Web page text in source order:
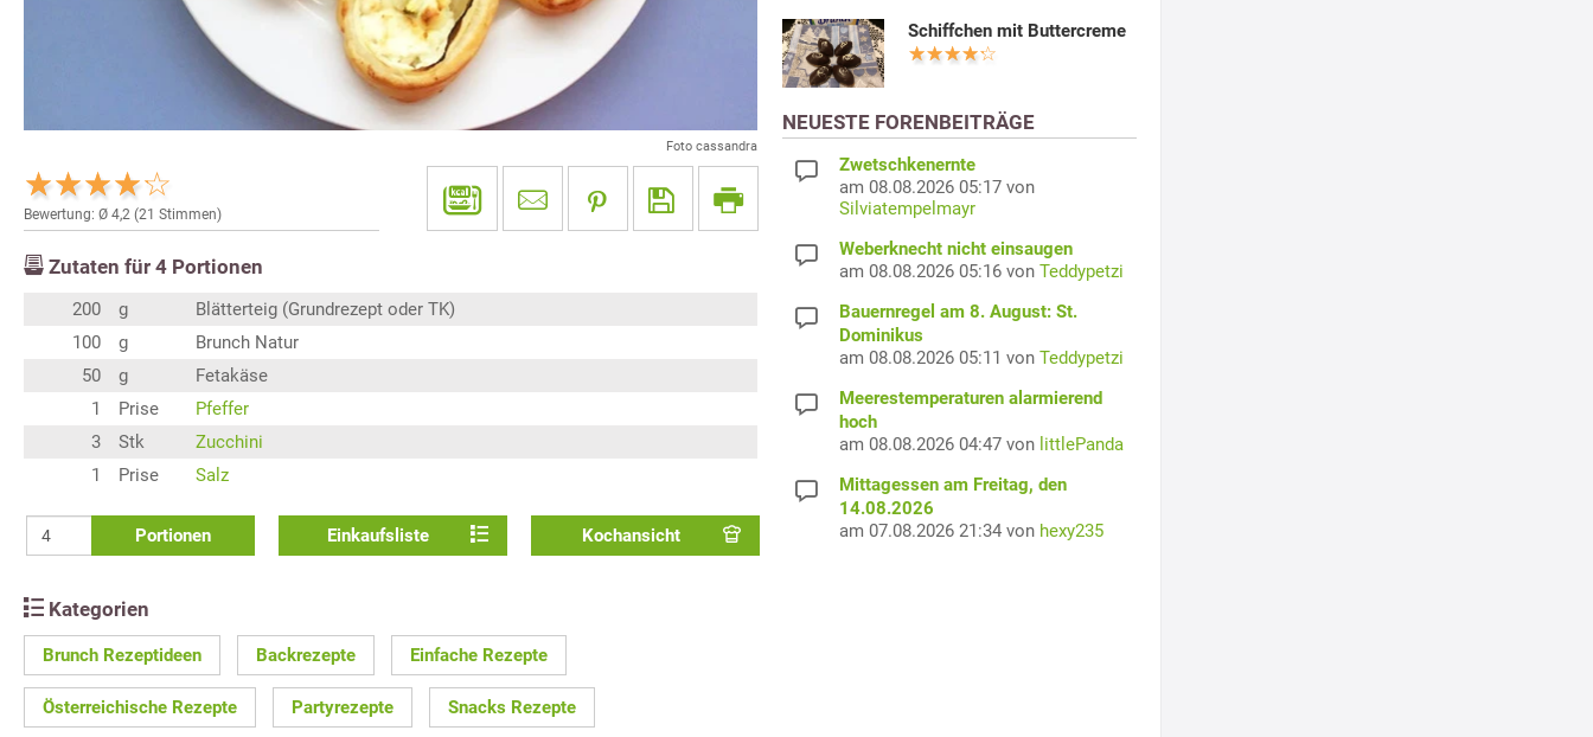
Foto cassandra
Bewertung: Ø 4,2 (21 Stimmen)
Zutaten für 4 Portionen
200 g
Blätterteig (Grundrezept oder TK)
100
g
Brunch Natur
50
g
Fetakäse
1
Prise
Pfeffer
3
Stk
Zucchini
1
Prise Salz
Portionen Einkaufsliste Kochansicht
Kategorien
Brunch Rezeptideen Backrezepte Einfache Rezepte
Österreichische Rezepte Partyrezepte Snacks Rezepte
Schiffchen mit Buttercreme
NEUESTE FORENBEITRÄGE
Zwetschkenernte
am 08.08.2026 05:17 von
Silviatempelmayr
Weberknecht nicht einsaugen
am 08.08.2026 05:16 von Teddypetzi
Bauernregel am 8. August: St.
Dominikus
am 08.08.2026 05:11 von Teddypetzi
Meerestemperaturen alarmierend
hoch
am 08.08.2026 04:47 von littlePanda
Mittagessen am Freitag, den
14.08.2026
am 07.08.2026 21:34 von hexy235